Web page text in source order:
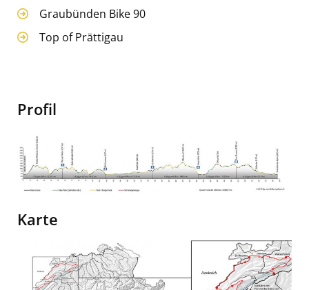
Graubünden Bike 90
Top of Prättigau
Profil
Image
of
Jura
Solothurn
Yverdon,
Karte